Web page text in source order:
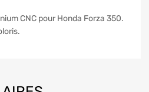
CNC pour Honda Forza 350.